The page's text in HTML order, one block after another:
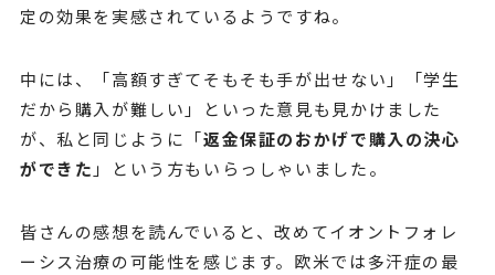
定の効果を実感されているようですね。
中には、「高額すぎてそもそも手が出せない」「学生
だから購入が難しい」といった意見も見かけました
が、私と同じように「返金保証のおかげで購入の決心
ができた 」という方もいらっしゃいました。
皆さんの感想を読んでいると、改めてイオントフォレ
ーシス治療の可能性を感じます。欧米では多汗症の最